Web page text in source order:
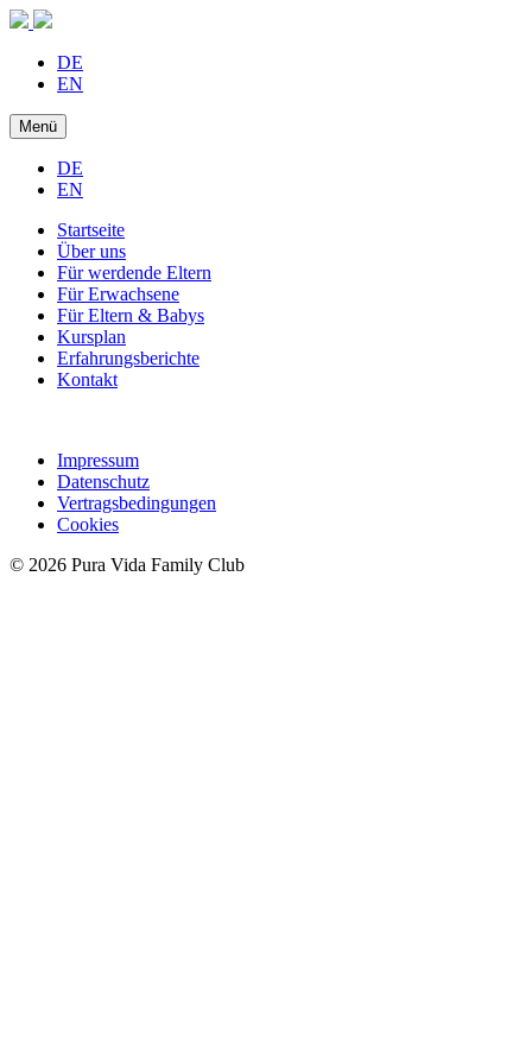
DE
EN
Menü
DE
EN
Startseite
Über uns
Für werdende Eltern
Für Erwachsene
Für Eltern & Babys
Kursplan
Erfahrungsberichte
Kontakt
Impressum
Datenschutz
Vertragsbedingungen
Cookies
© 2026 Pura Vida Family Club